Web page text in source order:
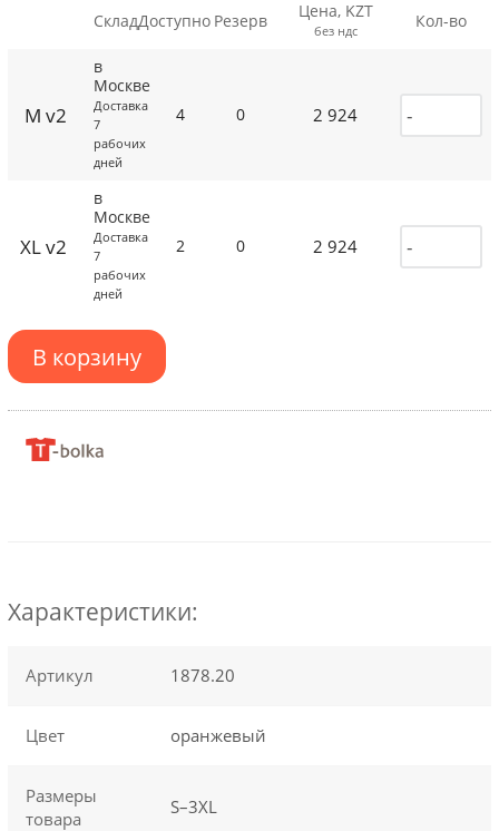
СкладДоступно Резерв Цена, KZT
без ндс Кол-во
M v2
в
Москве
Доставка
7
рабочих
дней
4 0 2 924
XL v2
в
Москве
Доставка
7
рабочих
дней
2 0 2 924
В корзину
Характеристики:
Артикул 1878.20
Цвет оранжевый
Размеры
товара
S–3XL